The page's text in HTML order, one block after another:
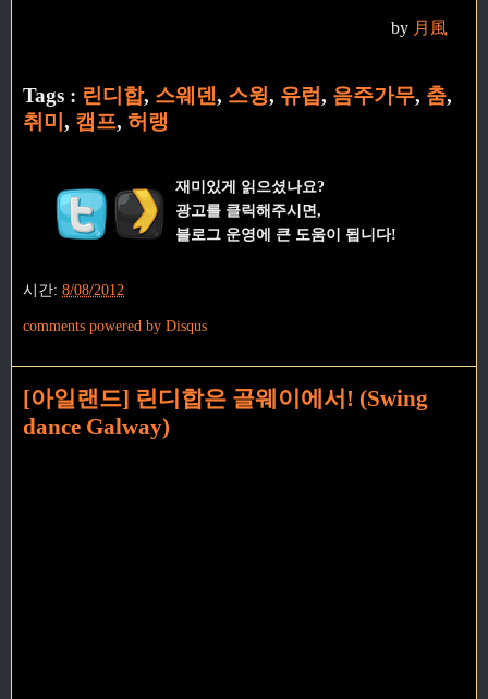
by 月風
Tags : 린디합, 스웨덴 , 스윙, 유럽, 음주가무, 춤,
취미 , 캠프, 허랭
재미있게 읽으셨나요?
광고를 클릭해주시면,
블로그 운영에 큰 도움이 됩니다!
시간: 8/08/2012
comments powered by Disqus
[아일랜드] 린디합은 골웨이에서! (Swing
dance Galway)